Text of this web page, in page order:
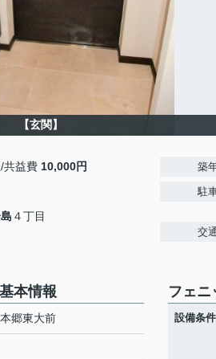
【玄関】
益費 10,000円
４丁目
築
駐
交
本情報
郷東大前
フェニ
設備条件